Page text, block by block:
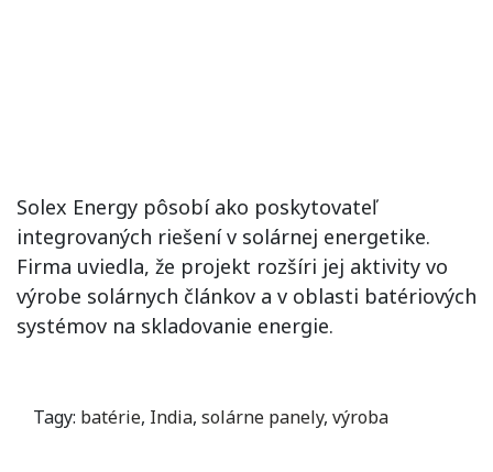
Solex Energy pôsobí ako poskytovateľ
integrovaných riešení v solárnej energetike.
Firma uviedla, že projekt rozšíri jej aktivity vo
výrobe solárnych článkov a v oblasti batériových
systémov na skladovanie energie.
Tagy: batérie, India, solárne panely, výroba